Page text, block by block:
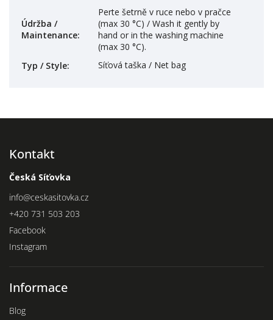
Údržba /
Maintenance:
Perte šetrně v ruce nebo v pračce
(max 30 °C) / Wash it gently by
hand or in the washing machine
(max 30 °C).
Typ / Style: Síťová taška / Net bag
Kontakt
Česká Síťovka
info@ceskasitovka.cz
+420 731 503 203
Facebook
Instagram
Informace
Blog